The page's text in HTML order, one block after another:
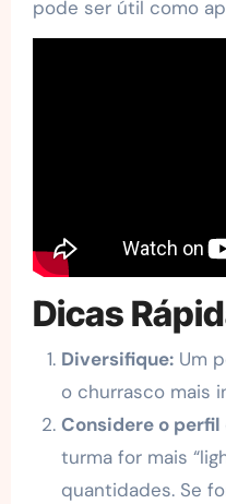
pode ser útil como
Dicas
Diversifique:Um
o churrasco mais
Considere o
turma for mais
quantidades. Se